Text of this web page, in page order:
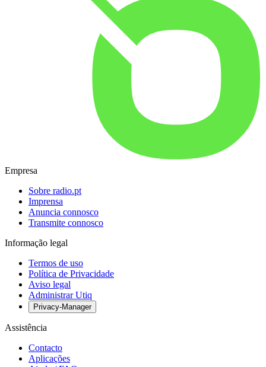
Empresa
Sobre radio.pt
Imprensa
Anuncia connosco
Transmite connosco
Informação legal
Termos de uso
Política de Privacidade
Aviso legal
Administrar Utiq
Privacy-Manager
Assistência
Contacto
Aplicações